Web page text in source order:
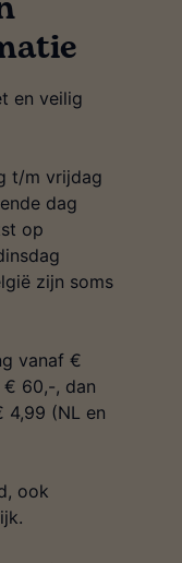
en veilig
t/m vrijdag
dag
op
zijn soms
vanaf €
60,-, dan
4,99 (NL en
ook